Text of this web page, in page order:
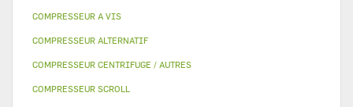
COMPRESSEUR A VIS
COMPRESSEUR ALTERNATIF
COMPRESSEUR CENTRIFUGE / AUTRES
COMPRESSEUR SCROLL